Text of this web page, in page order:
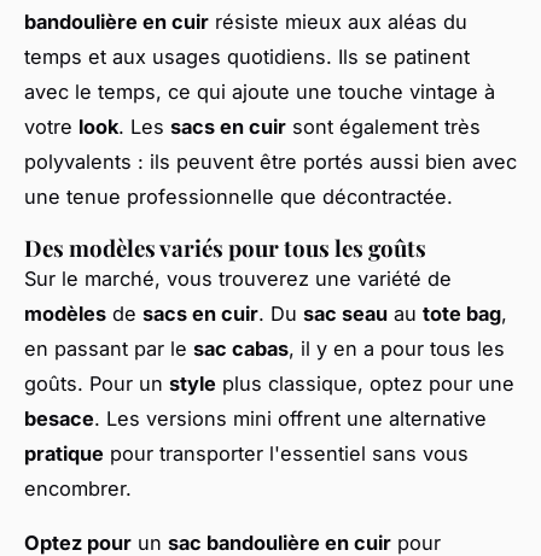
bandoulière en cuir résiste mieux aux aléas du
temps et aux usages quotidiens. Ils se patinent
avec le temps, ce qui ajoute une touche vintage à
votre look. Les sacs en cuir sont également très
polyvalents : ils peuvent être portés aussi bien avec
une tenue professionnelle que décontractée.
Des modèles variés pour tous les goûts
Sur le marché, vous trouverez une variété de
modèles de sacs en cuir. Du sac seau au tote bag,
en passant par le sac cabas, il y en a pour tous les
goûts. Pour un style plus classique, optez pour une
besace. Les versions mini offrent une alternative
pratique pour transporter l'essentiel sans vous
encombrer.
Optez pour un sac bandoulière en cuir pour